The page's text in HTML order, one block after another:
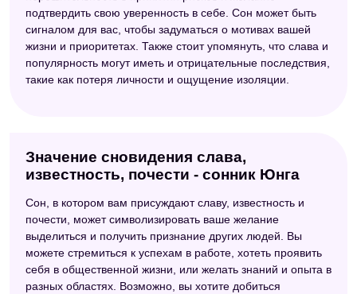
подтвердить свою уверенность в себе. Сон может быть
сигналом для вас, чтобы задуматься о мотивах вашей
жизни и приоритетах. Также стоит упомянуть, что слава и
популярность могут иметь и отрицательные последствия,
такие как потеря личности и ощущение изоляции.
Значение сновидения слава,
известность, почести - сонник Юнга
Сон, в котором вам присуждают славу, известность и
почести, может символизировать ваше желание
выделиться и получить признание других людей. Вы
можете стремиться к успехам в работе, хотеть проявить
себя в общественной жизни, или желать знаний и опыта в
разных областях. Возможно, вы хотите добиться